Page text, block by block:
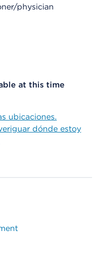
physician
at this time
ubicaciones.
dónde estoy